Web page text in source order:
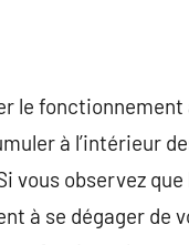
le
à l’intérieur
observez que
à se dégager de